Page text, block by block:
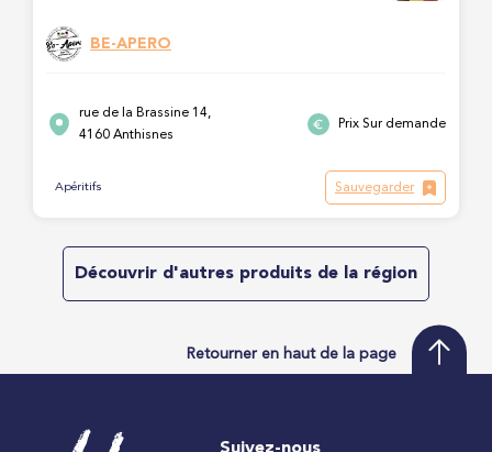
BE-APERO
rue de la Brassine 14,
4160 Anthisnes
Prix Sur demande
Apéritifs Sauvegarder
Découvrir d'autres produits de la région
Retourner en haut de la page